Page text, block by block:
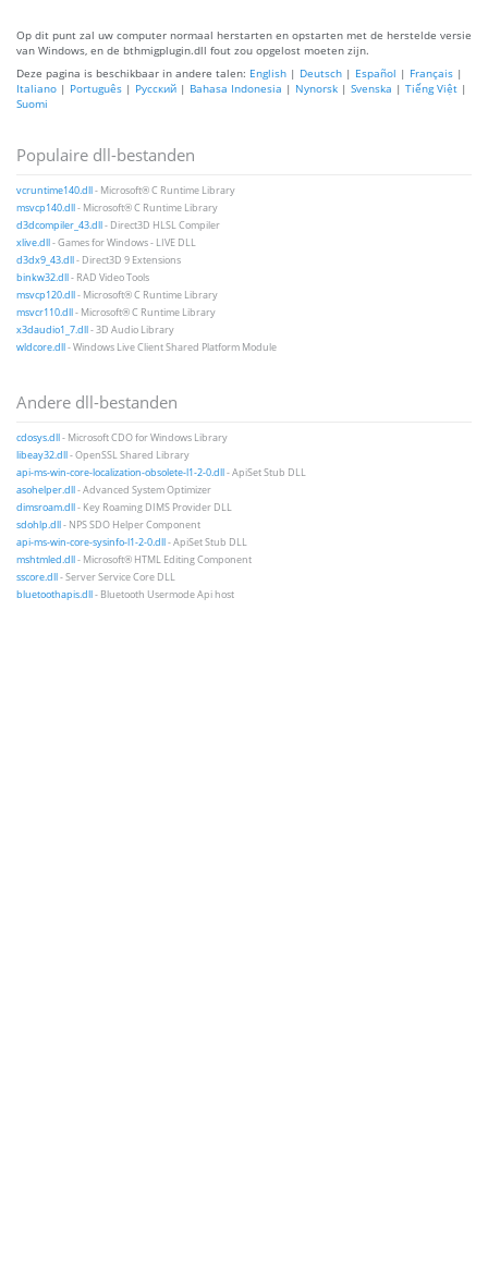
Op dit punt zal uw computer normaal herstarten en opstarten met de herstelde versie
van Windows, en de bthmigplugin.dll fout zou opgelost moeten zijn.
Deze pagina is beschikbaar in andere talen: English | Deutsch | Español | Français |
Italiano | Português | Русский | Bahasa Indonesia | Nynorsk | Svenska | Tiếng Việt |
Suomi
Populaire dll-bestanden
vcruntime140.dll- Microsoft® C Runtime Library
msvcp140.dll- Microsoft® C Runtime Library
d3dcompiler_43.dll- Direct3D HLSL Compiler
xlive.dll- Games for Windows - LIVE DLL
d3dx9_43.dll- Direct3D 9 Extensions
binkw32.dll- RAD Video Tools
msvcp120.dll- Microsoft® C Runtime Library
msvcr110.dll- Microsoft® C Runtime Library
x3daudio1_7.dll- 3D Audio Library
wldcore.dll- Windows Live Client Shared Platform Module
Andere dll-bestanden
cdosys.dll- Microsoft CDO for Windows Library
libeay32.dll- OpenSSL Shared Library
api-ms-win-core-localization-obsolete-l1-2-0.dll- ApiSet Stub DLL
asohelper.dll- Advanced System Optimizer
dimsroam.dll- Key Roaming DIMS Provider DLL
sdohlp.dll- NPS SDO Helper Component
api-ms-win-core-sysinfo-l1-2-0.dll- ApiSet Stub DLL
mshtmled.dll- Microsoft® HTML Editing Component
sscore.dll- Server Service Core DLL
bluetoothapis.dll- Bluetooth Usermode Api host